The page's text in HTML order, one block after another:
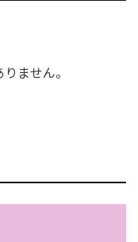
ません。